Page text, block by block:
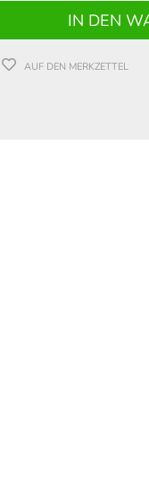
AUF DEN MERKZETTEL